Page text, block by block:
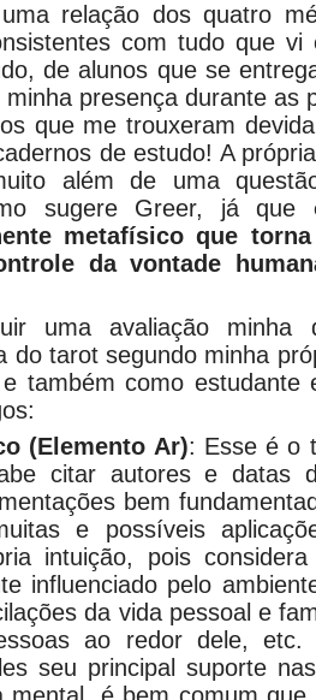
relação dos quatro
com tudo que vi
de alunos que se
presença durante as
que me trouxeram
de estudo! A
além de uma
sugere Greer, já que
metafísico que
da vontade
uma avaliação minha
do tarot segundo minha
também como estudante
(Elemento Ar): Esse é o
citar autores e datas
bem
e possíveis
intuição, pois
influenciado pelo
da vida pessoal e
ao redor dele, etc.
seu principal suporte